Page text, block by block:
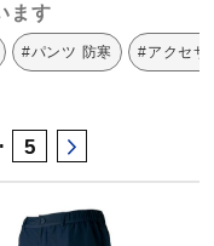
ます
#パンツ 防寒 #アクセサ
5